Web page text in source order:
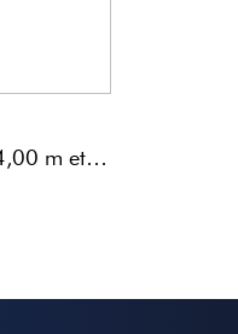
Canne téléréglable (3,20-4,00 m et 3,50-4,50 m) pour la pêche à faible et moyenne profondeur. Légère et ...